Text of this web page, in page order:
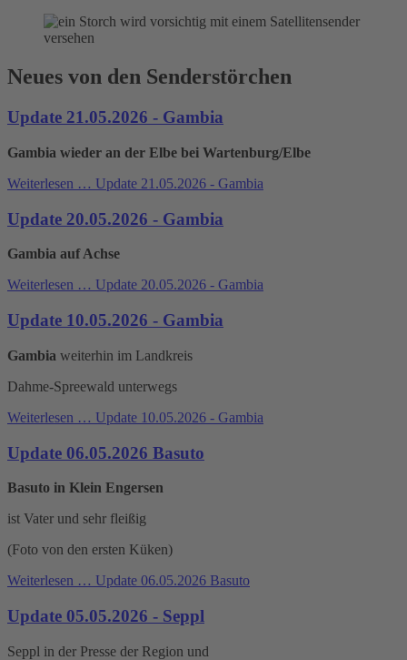
Neues von den Senderstörchen
Update 21.05.2026 - Gambia
Gambia wieder an der Elbe bei Wartenburg/Elbe
Weiterlesen … Update 21.05.2026 - Gambia
Update 20.05.2026 - Gambia
Gambia auf Achse
Weiterlesen … Update 20.05.2026 - Gambia
Update 10.05.2026 - Gambia
Gambia weiterhin im Landkreis
Dahme-Spreewald unterwegs
Weiterlesen … Update 10.05.2026 - Gambia
Update 06.05.2026 Basuto
Basuto in Klein Engersen
ist Vater und sehr fleißig
(Foto von den ersten Küken)
Weiterlesen … Update 06.05.2026 Basuto
Update 05.05.2026 - Seppl
Seppl in der Presse der Region und